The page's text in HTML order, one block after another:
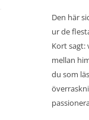
Den här
ur de
Kort sagt:
mellan
du som